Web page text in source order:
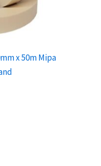
x 50m Mipa